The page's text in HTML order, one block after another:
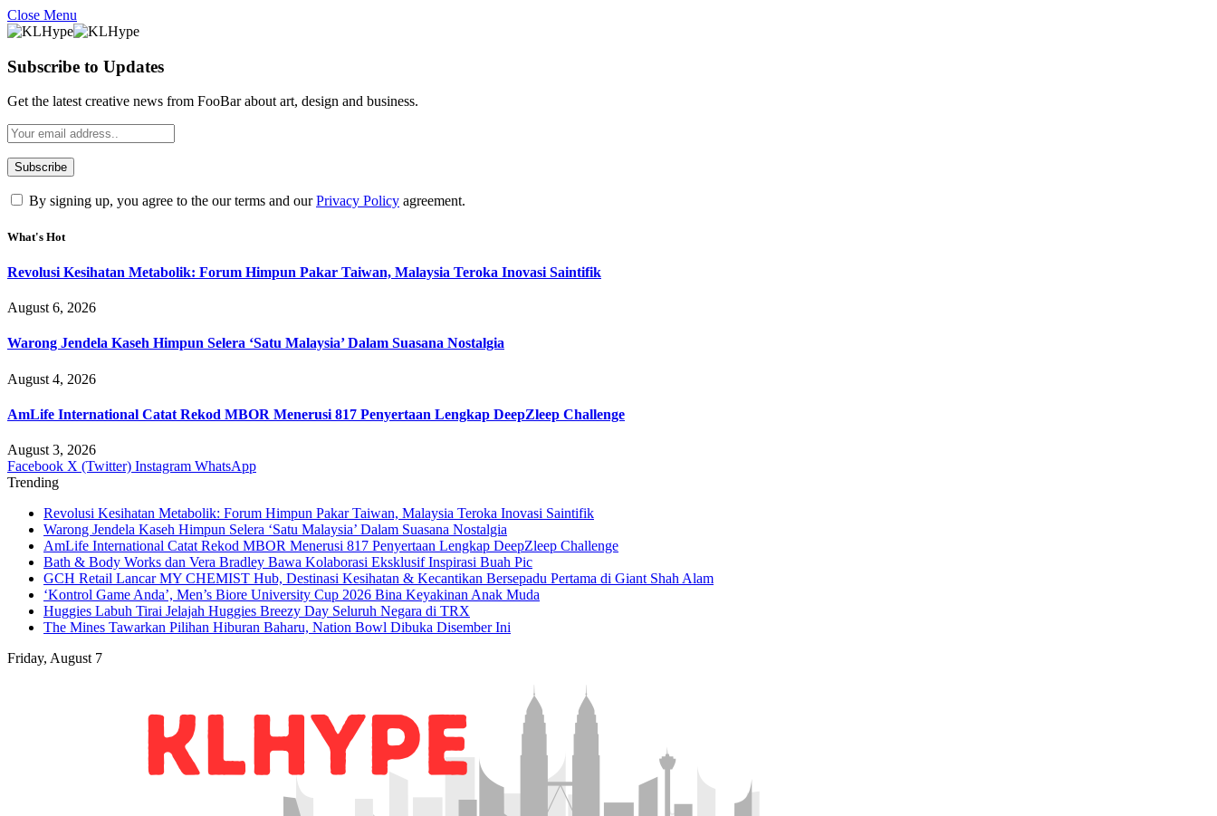
Close Menu
Subscribe to Updates
Get the latest creative news from FooBar about art, design and business.
By signing up, you agree to the our terms and ourPrivacy Policy agreement.
What's Hot
Revolusi Kesihatan Metabolik: Forum Himpun Pakar Taiwan, Malaysia Teroka Inovasi Saintifik
August 6, 2026
Warong Jendela Kaseh Himpun Selera ‘Satu Malaysia’ Dalam Suasana Nostalgia
August 4, 2026
AmLife International Catat Rekod MBOR Menerusi 817 Penyertaan Lengkap DeepZleep Challenge
August 3, 2026
Facebook X (Twitter) Instagram WhatsApp
Trending
Revolusi Kesihatan Metabolik: Forum Himpun Pakar Taiwan, Malaysia Teroka Inovasi Saintifik
Warong Jendela Kaseh Himpun Selera ‘Satu Malaysia’ Dalam Suasana Nostalgia
AmLife International Catat Rekod MBOR Menerusi 817 Penyertaan Lengkap DeepZleep Challenge
Bath & Body Works dan Vera Bradley Bawa Kolaborasi Eksklusif Inspirasi Buah Pic
GCH Retail Lancar MY CHEMIST Hub, Destinasi Kesihatan & Kecantikan Bersepadu Pertama di Giant Shah Alam
‘Kontrol Game Anda’, Men’s Biore University Cup 2026 Bina Keyakinan Anak Muda
Huggies Labuh Tirai Jelajah Huggies Breezy Day Seluruh Negara di TRX
The Mines Tawarkan Pilihan Hiburan Baharu, Nation Bowl Dibuka Disember Ini
Friday, August 7